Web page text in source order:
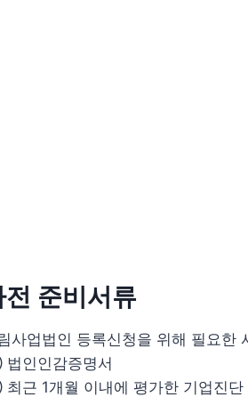
전 준비서류
사업법인 등록신청을 위해 필요한
인인감증명서
근 1개월 이내에 평가한 기업진단